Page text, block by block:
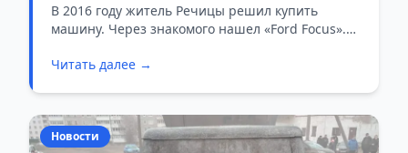
В 2016 году житель Речицы решил купить
машину. Через знакомого нашел «Ford Focus».
российское свидетельство о регистрации и
учета в России он не стал.
Читать далее →
Новости